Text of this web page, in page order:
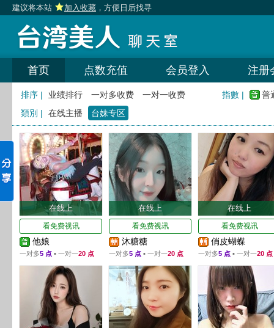
建议将本站 加入收藏 ，方便日后找寻
首页 点数充值 会员登入 注册
排序 | 业绩排行 一对多收费 一对一收费 指數 |
普
類別 |
在线主播 台妹专区
在线上
看免费视讯
他娘
一对多5 点 ▪ 一对一20 点
在线上
看免费视讯
沐糖糖
一对多5 点 ▪ 一对一20 点
在线上
看免费视讯
俏皮蝴蝶
一对多5 点 ▪ 一对一20 点